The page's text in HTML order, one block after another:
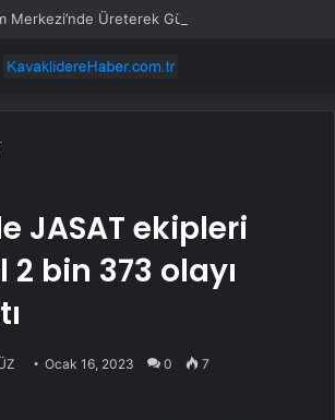
Merkezi’nde Üreterek Güçleniyorlar
JASAT ekipleri
2 bin 373 olayı
Ocak 16, 2023 0 7